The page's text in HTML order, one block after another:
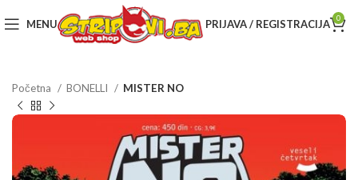
MENU PRIJAVA / REGISTRACIJA 0
Početna BONELLI MISTER NO